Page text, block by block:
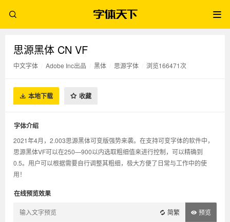
思源黑体 CN VF
中文字体 Adobe Inc出品 黑体 思源字体 浏览166471次
本地下载 收藏
字体介绍
2021年4月，2.003思源黑体可变版强势来袭。在支持可变字体的软件中，
思源黑体VF可以在250—900以内选取粗细值来进行控制，可以精确到
0.5。用户可以根据需要自行调整其粗细，极大方便了日常与工作中的使
用！
在线预览效果
简繁 预览